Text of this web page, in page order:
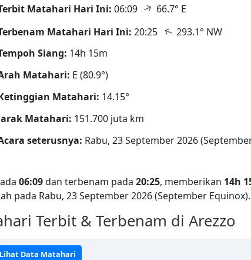
Matahari Hari Ini: 06:09 ↑ 66.7° E
Matahari Hari Ini: 20:25 ↑ 293.1° NW
Siang: 14h 15m
Matahari: E (80.9°)
Matahari: 14.15°
Matahari: 151.700 juta km
seterusnya: Rabu, 23 September 2026
06:09dan terbenam pada 20:25, memberikan 14h
pada Rabu, 23 September 2026 (September Equinox).
Terbit & Terbenam di Arezzo
Lihat Data Matahari